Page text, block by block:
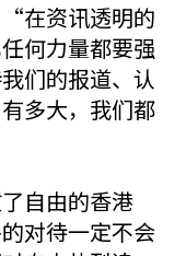
在资讯透明的
何力量都要强
们的报道、认
多大，我们都
自由的香港
对待一定不会